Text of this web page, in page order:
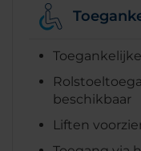
beschikbaar
Liften